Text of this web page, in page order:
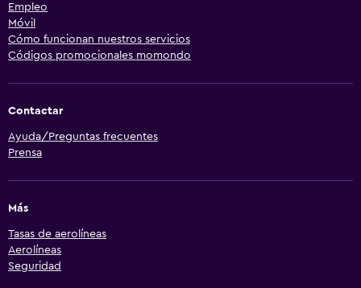
Empleo
Móvil
Cómo funcionan nuestros servicios
Códigos promocionales momondo
Contactar
Ayuda/Preguntas frecuentes
Prensa
Más
Tasas de aerolíneas
Aerolíneas
Seguridad